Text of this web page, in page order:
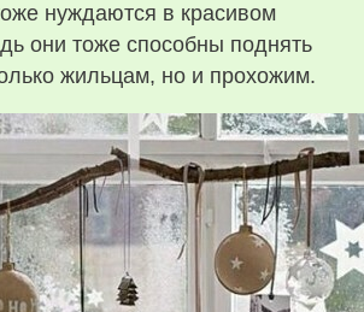
нуждаются в красивом
они тоже способны поднять
жильцам, но и прохожим.